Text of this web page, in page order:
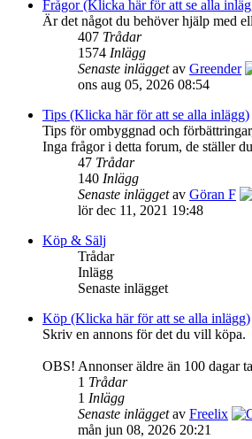
Frågor (Klicka här för att se alla
Är det något du behöver hjälp med
407 Trådar
1574 Inlägg
Senaste inläggetav Greender
ons aug 05, 2026 08:54
Tips (Klicka här för att se alla inlägg)
Tips för ombyggnad och
Inga frågor i detta forum, de ställer
47 Trådar
140 Inlägg
Senaste inläggetav Göran F
lör dec 11, 2021 19:48
Köp & Sälj
Trådar
Inlägg
Senaste inlägget
Köp (Klicka här för att se alla inlägg)
Skriv en annons för det du vill köpa.
OBS! Annonser äldre än 100 dagar
1 Trådar
1 Inlägg
Senaste inläggetav Freelix
mån jun 08, 2026 20:21